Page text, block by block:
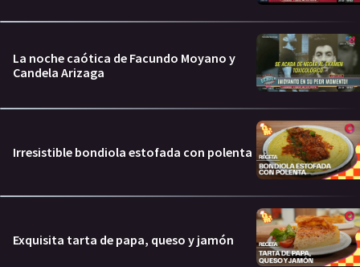
La noche caótica de Facundo Moyano y
Candela Arizaga
Irresistible bondiola estofada con polenta
Exquisita tarta de papa, queso y jamón